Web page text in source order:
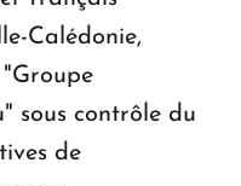
Calédonie,
sous contrôle du
de